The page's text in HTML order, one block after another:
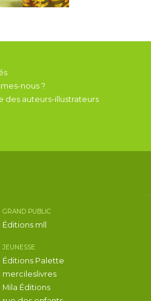
nous ?
des auteurs-illustrateurs
GRAND PUBLIC
Éditions mll
JEUNESSE
Éditions Palette
mercileslivres
Mila Éditions